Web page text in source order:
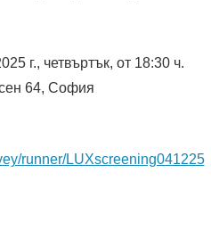
г., четвъртък, от 18:30 ч.
64, София
runner/LUXscreening041225